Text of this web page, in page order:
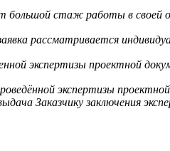
большой стаж работы в своей
рассматривается
экспертизы проектной
экспертизы
Заказчику заключения